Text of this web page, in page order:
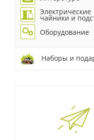
Электрические
чайники и
Оборудование
Наборы и